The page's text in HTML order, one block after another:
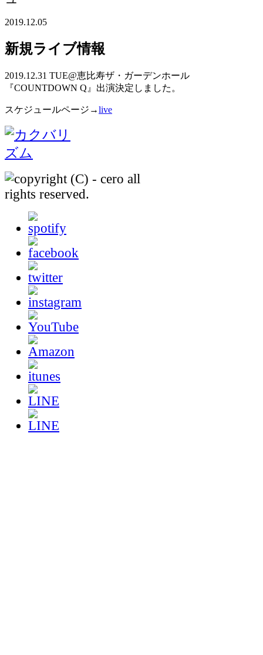
2019.12.05
新規ライブ情報
2019.12.31 TUE@恵比寿ザ・ガーデンホール
『COUNTDOWN Q』出演決定しました。
スケジュールページ→live